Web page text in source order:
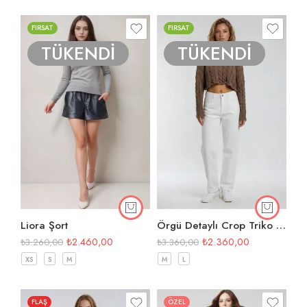
FIRSAT
TÜKENDİ
Liora Şort
₺3.260,00 ₺2.460,00
XS S M
FIRSAT
TÜKENDİ
Örgü Detaylı Crop Triko Kazak
₺3.360,00 ₺2.360,00
M L
FLAŞ ÖZEL